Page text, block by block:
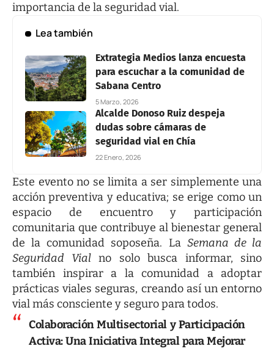
importancia de la seguridad vial.
Lea también
Extrategia Medios lanza encuesta
para escuchar a la comunidad de
Sabana Centro
5 Marzo, 2026
Alcalde Donoso Ruiz despeja
dudas sobre cámaras de
seguridad vial en Chía
22 Enero, 2026
Este evento no se limita a ser simplemente una
acción preventiva y educativa; se erige como un
espacio de encuentro y participación
comunitaria que contribuye al bienestar general
de la comunidad soposeña. La Semana de la
Seguridad Vialno solo busca informar, sino
también inspirar a la comunidad a adoptar
prácticas viales seguras, creando así un entorno
vial más consciente y seguro para todos.
Colaboración Multisectorial y Participación
Activa: Una Iniciativa Integral para Mejorar